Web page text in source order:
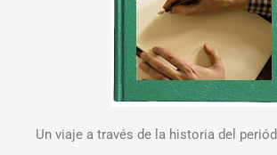
Un viaje a través de la historia del